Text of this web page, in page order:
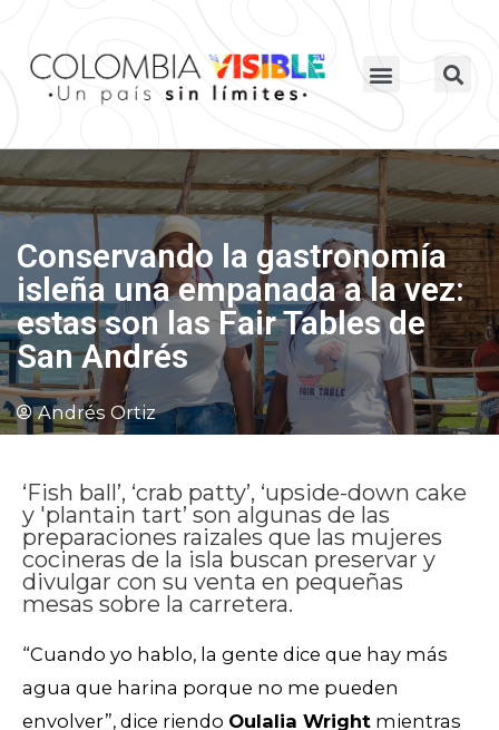
Conservando la gastronomía
isleña una empanada a la vez:
estas son las Fair Tables de
San Andrés
Andrés Ortiz
‘Fish ball’, ‘crab patty’, ‘upside-down cake
y 'plantain tart’ son algunas de las
preparaciones raizales que las mujeres
cocineras de la isla buscan preservar y
divulgar con su venta en pequeñas
mesas sobre la carretera.
“Cuando yo hablo, la gente dice que hay más
agua que harina porque no me pueden
envolver”, dice riendo Oulalia Wright mientras